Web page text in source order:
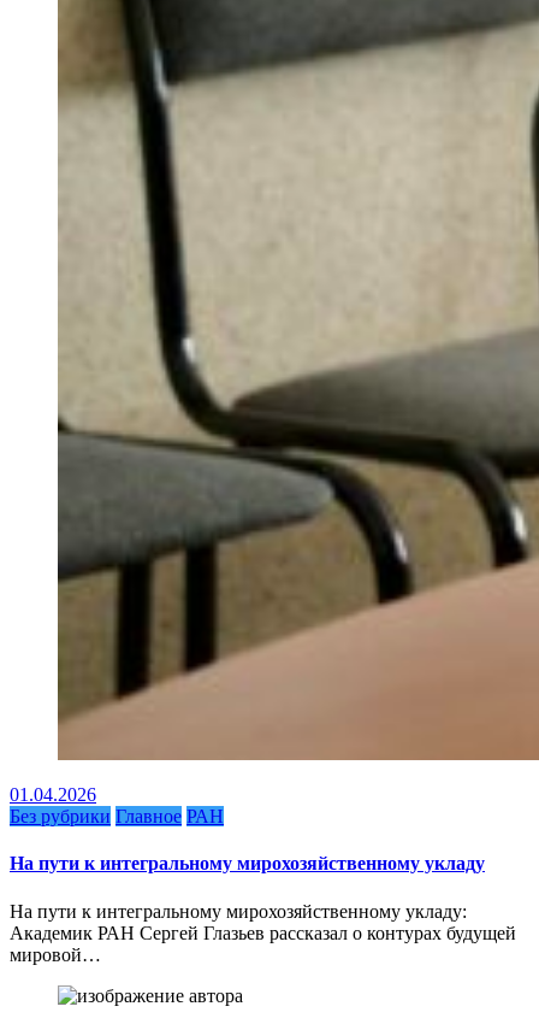
01.04.2026
Без рубрики Главное РАН
На пути к интегральному мирохозяйственному укладу
На пути к интегральному мирохозяйственному укладу:
Академик РАН Сергей Глазьев рассказал о контурах будущей
мировой…